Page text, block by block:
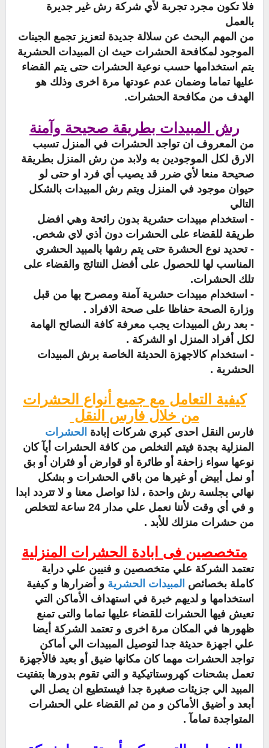
فلا تكون مجرد تجربة لأي شركة رش غير جديرة
بالعمل
من المهم البحث عن سلالة جديدة لتعزيز تجمع الجينات
الموجود لمكافحة الحشرات حيث ان المبيدات الحشرية
يتم استخدامها حسب نوعية الحشرات حتى يتم القضاء
عليها تماما وضمان عدم عودتها مرة اخرى وذلك هو
الهدف من مكافحة الحشرات.
رش المبيدات بطريقة صحيحة وآمنة
من المعروف ان تواجد الحشرات في المنزل تسبب
الارق لكل الموجودين به ولابد من رش المنزل بطريقة
صحيحة منعا لأي ضرر قد يصيب أي فرد او حتى لو
حيوان موجود في المنزل ويتم رش المبيدات بالشكل
التالي
- استخدام مبيدات حشرية بدون رائحة وهي افضل
طريقة للقضاء على الحشرات دون أذي لاي شخص.
- تحديد نوع الحشرة حتى يتم رشها بالمبيد الحشري
المناسب لها للحصول على أفضل النتائج والقضاء على
تلك الحشرات.
- استخدام مبيدات حشرية آمنة ومصرح بها من قبل
وزارة الصحة حفاظا على صحة الافراد .
- بعد رش المبيدات يجب معرفة كافة النصائح الهامة
لكل أفراد المنزل او الشركة .
- استخدام كالاجهزة الحديثة الخاصة برش المبيدات
الحشرية .
كيفية التعامل مع جميع أنواع الحشرات
من خلال فارس النقل
فارس النقل احدى كبري شركات إبادة الحشرات
المنزلية بجدة فيتم التخلص من كافة الحشرات أيآ كان
نوعها سواء زاحفة أو طائرة أو قوارض أو فئران أو بق
أو نمل أبيض أو غيرها من باقي الحشرات و بشكل
نهائي بجلسة رش واحدة ، لذا تواصل معنا و لا تتردد ابدا
و في أي وقت لأننا نعمل علي مدار 24 ساعة لتتخلص
من حشرات منزلك للأبد .
متخصصين فى ابادة الحشرات المنزلية
تعتمد الشركة علي متخصصين و فنيين علي دراية
كاملة بخصائص المبيدات الحشرية و أضرارها و كيفية
استخدامها و لديهم خبرة في استهداف الأماكن التي
تعيش فيها الحشرات للقضاء عليها تماما والتى تمنع
ظهورها في المكان مرة اخرى و تعتمد الشركة أيضا
علي اجهزة حديثة جدا لتوصيل المبيدات الي أماكن
تواجد الحشرات مهما كان مكانها ضيق أو بعيد فالأجهزة
تعمل بشحنات كهروستاتيكية و التي تقوم بدورها بتفتيت
المبيد الي جزيئات صغيرة جدا فيستطيع ان يصل الي
أبعد و أضيق الأماكن و من ثم القضاء علي الحشرات
المتواجدة تمامآ .